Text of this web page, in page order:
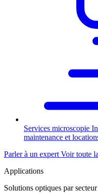
Services microscopie
maintenance et
Parler à un expert Voir toute
Applications
Solutions optiques par